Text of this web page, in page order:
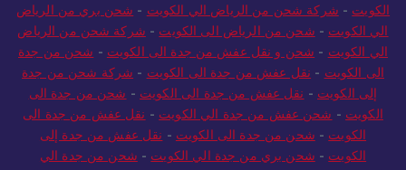
الكويت - شركة شحن من الرياض الي الكويت - شحن بري من الرياض
الي الكويت - شحن من الرياض الى الكويت - شركة شحن من الرياض
الي الكويت - شحن و نقل عفش من جدة الى الكويت - شحن من جدة
الى الكويت - نقل عفش من جدة الى الكويت - شركة شحن من جدة
إلى الكويت - نقل عفش من جدة الى الكويت - شحن من جدة الى
الكويت - شحن عفش من جدة الي الكويت - نقل عفش من جدة الى
الكويت - شحن من جدة الى الكويت - نقل عفش من جدة إلى
الكويت - شحن بري من جدة الي الكويت - شحن من جدة الي